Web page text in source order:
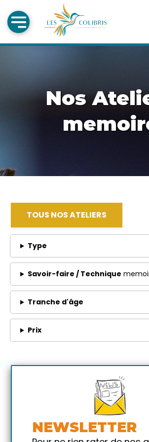
Nos
TOUS NOS ATELIERS
Type
Savoir-faire / Technique
Tranche d'âge
Prix
NEWSLETTER